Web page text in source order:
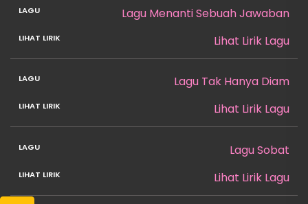
Lagu Menanti Sebuah Jawaban
Lihat Lirik Lagu
Lagu Tak Hanya Diam
Lihat Lirik Lagu
Lagu Sobat
Lihat Lirik Lagu